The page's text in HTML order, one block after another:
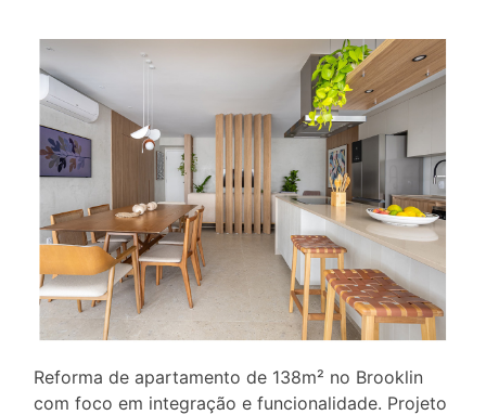
Reforma de apartamento de 138m² no Brooklin
com foco em integração e funcionalidade. Projeto